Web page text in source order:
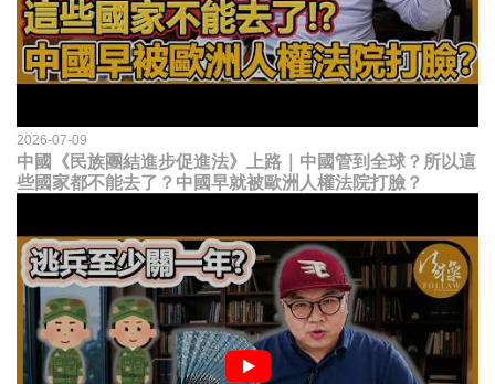
2026-07-09
中國《民族團結進步促進法》上路｜中國管到全球？所以這
些國家都不能去了？中國早就被歐洲人權法院打臉？